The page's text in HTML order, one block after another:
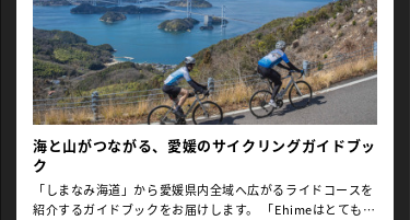
海と山がつながる、愛媛のサイクリングガイドブッ
ク
「しまなみ海道」から愛媛県内全域へ広がるライドコースを
紹介するガイドブックをお届けします。 「Ehimeはとても近